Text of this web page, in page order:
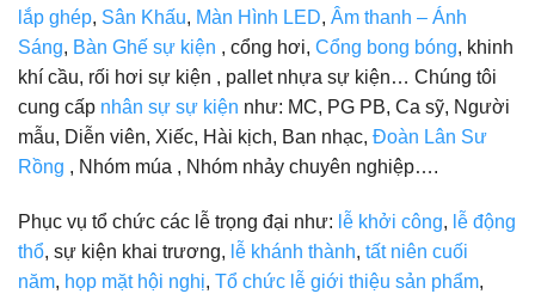
lắp ghép, Sân Khấu, Màn Hình LED, Âm thanh – Ánh
Sáng, Bàn Ghế sự kiện , cổng hơi, Cổng bong bóng, khinh
khí cầu, rối hơi sự kiện , pallet nhựa sự kiện… Chúng tôi
cung cấp nhân sự sự kiện như: MC, PG PB, Ca sỹ, Người
mẫu, Diễn viên, Xiếc, Hài kịch, Ban nhạc, Đoàn Lân Sư
Rồng , Nhóm múa , Nhóm nhảy chuyên nghiệp….
Phục vụ tổ chức các lễ trọng đại như: lễ khởi công, lễ động
thổ, sự kiện khai trương, lễ khánh thành, tất niên cuối
năm, họp mặt hội nghị, Tổ chức lễ giới thiệu sản phẩm,